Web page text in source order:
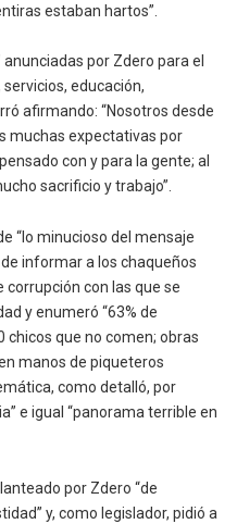
estaban hartos”.
por Zdero para el
educación,
afirmando: “Nosotros desde
muchas expectativas por
con y para la gente; al
sacrificio y trabajo”.
“lo minucioso del mensaje
informar a los chaqueños
con las que se
y enumeró “63% de
chicos que no comen; obras
manos de piqueteros
como detalló, por
e igual “panorama terrible en
por Zdero “de
y, como legislador, pidió a